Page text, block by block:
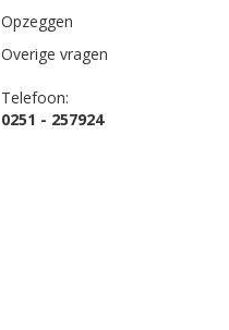
Opzeggen
Overige vragen
Telefoon:
0251 - 257924